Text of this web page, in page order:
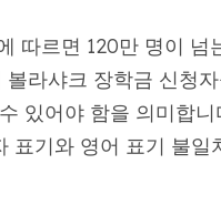
따르면 120만 명이 넘
라샤크 장학금 신청
있어야 함을 의미합
표기와 영어 표기 불일